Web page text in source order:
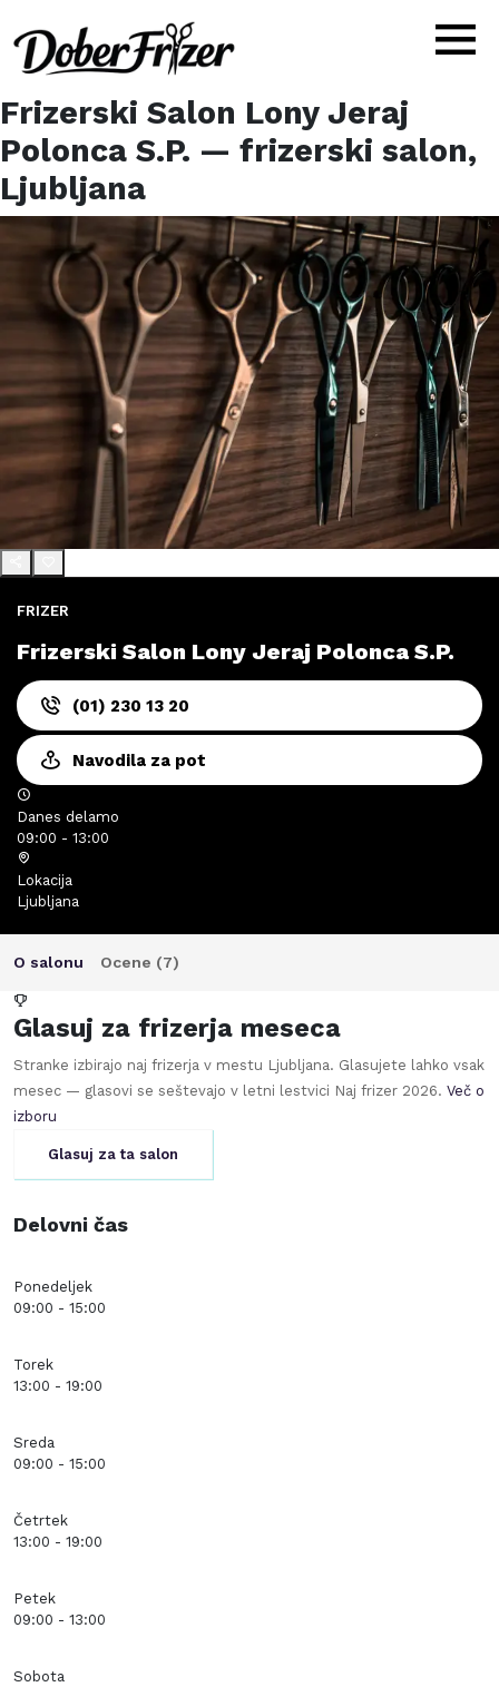
Frizerski Salon Lony Jeraj
Polonca S.P. — frizerski salon,
Ljubljana
FRIZER
Frizerski Salon Lony Jeraj Polonca S.P.
(01) 230 13 20
Navodila za pot
Danes delamo
09:00 - 13:00
Lokacija
Ljubljana
O salonu Ocene (7)
Glasuj za frizerja meseca
Stranke izbirajo naj frizerja v mestu Ljubljana. Glasujete lahko vsak
mesec — glasovi se seštevajo v letni lestvici Naj frizer 2026. Več o
izboru
Glasuj za ta salon
Delovni čas
Ponedeljek
09:00 - 15:00
Torek
13:00 - 19:00
Sreda
09:00 - 15:00
Četrtek
13:00 - 19:00
Petek
09:00 - 13:00
Sobota